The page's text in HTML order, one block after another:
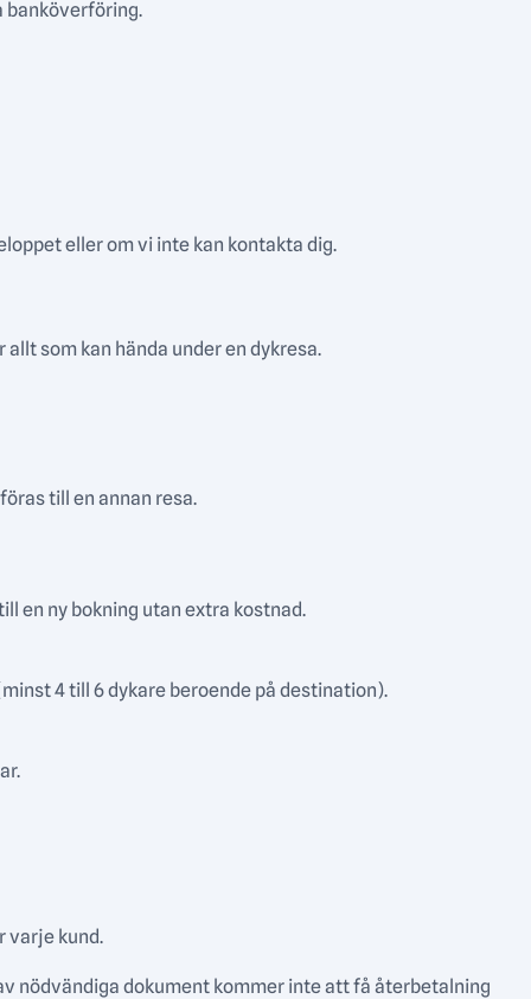
banköverföring.
eller om vi inte kan kontakta dig.
som kan hända under en dykresa.
till en annan resa.
en ny bokning utan extra kostnad.
4 till 6 dykare beroende på destination).
varje kund.
nödvändiga dokument kommer inte att få återbetalning